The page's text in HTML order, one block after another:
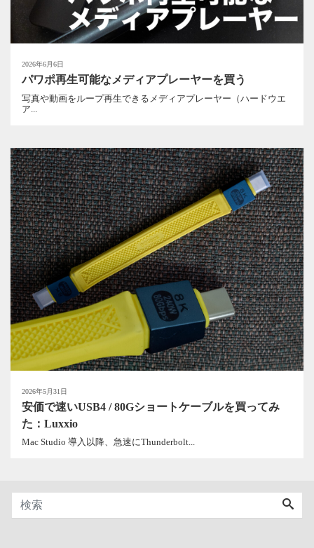
2026年6月6日
パワポ再生可能なメディアプレーヤーを買う
写真や動画をループ再生できるメディアプレーヤー（ハードウエ
ア...
2026年5月31日
安価で速いUSB4 / 80Gショートケーブルを買ってみ
た：Luxxio
Mac Studio 導入以降、急速にThunderbolt...